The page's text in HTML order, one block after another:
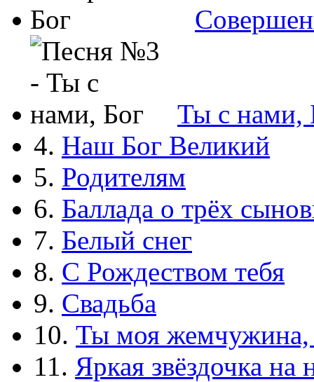
Ты с нами,
4. Наш Бог Великий
5. Родителям
6. Баллада о трёх
7. Белый снег
8. С Рождеством тебя
9. Свадьба
10. Ты моя жемчужина,
11. Яркая звёздочка на